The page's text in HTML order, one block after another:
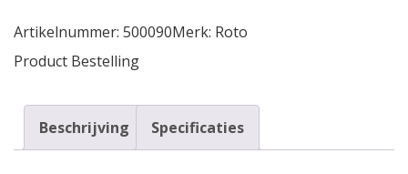
Artikelnummer: 500090Merk: Roto
Product Bestelling
Beschrijving Specificaties